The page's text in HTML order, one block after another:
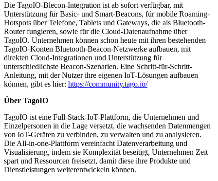
Die TagoIO-Blecon-Integration ist ab sofort verfügbar, mit
Unterstützung für Basic- und Smart-Beacons, für mobile Roaming-
Hotspots über Telefone, Tablets und Gateways, die als Bluetooth-
Router fungieren, sowie für die Cloud-Datenaufnahme über
TagoIO. Unternehmen können schon heute mit ihren bestehenden
TagoIO-Konten Bluetooth-Beacon-Netzwerke aufbauen, mit
direkten Cloud-Integrationen und Unterstützung für
unterschiedlichste Beacon-Szenarien. Eine Schritt-für-Schritt-
Anleitung, mit der Nutzer ihre eigenen IoT-Lösungen aufbauen
können, gibt es hier: https://community.tago.io/
Über TagoIO
TagoIO ist eine Full-Stack-IoT-Plattform, die Unternehmen und
Einzelpersonen in die Lage versetzt, die wachsenden Datenmengen
von IoT-Geräten zu verbinden, zu verwalten und zu analysieren.
Die All-in-one-Plattform vereinfacht Datenverarbeitung und
Visualisierung, indem sie Komplexität beseitigt, Unternehmen Zeit
spart und Ressourcen freisetzt, damit diese ihre Produkte und
Dienstleistungen weiterentwickeln können.